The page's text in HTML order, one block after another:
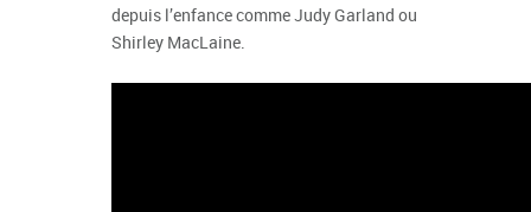
depuis l’enfance comme Judy Garland ou
Shirley MacLaine.